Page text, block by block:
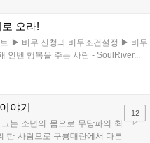
오라!
▶ 비무 신청과 비무조건설정 ▶ 비무
인벤 행복을 주는 사람 - SoulRiver...
야기
는 소년의 몸으로 무당파의 최
한 사람으로 구룡대란에서 다른
12